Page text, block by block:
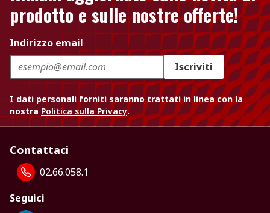
prodotto e sulle nostre offerte!
Indirizzo email
Iscriviti
I dati personali forniti saranno trattati in linea con la
nostra Politica sulla Privacy.
Contattaci
02.66.058.1
Seguici